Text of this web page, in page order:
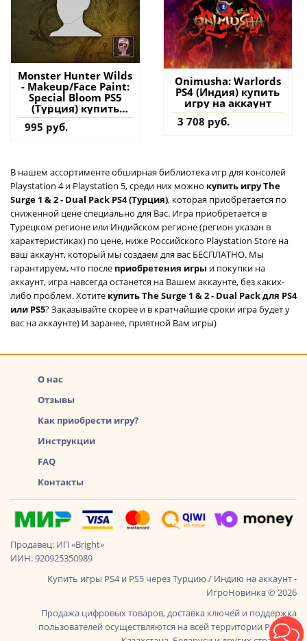
Monster Hunter Wilds
- Makeup/Face Paint:
Special Bloom PS5
(Турция) купить
дополнение на
аккаунт
995 руб.
Onimusha: Warlords
PS4 (Индия) купить
игру на аккаунт
3 708 руб.
В нашем ассортименте обширная библиотека игр для консолей
Playstation 4 и Playstation 5, среди них можно купить игру The
Surge 1 & 2 - Dual Pack PS4 (Турция), которая приобретается по
сниженной цене специально для Вас. Игра приобретается в
Турецком регионе или Индийском регионе (регион указан в
характеристиках) по цене, ниже Российского Playstation Store на
ваш аккаунт, который мы создаем для вас БЕСПЛАТНО. Мы
гарантируем, что после приобретения игры и покупки на
аккаунт, игра навсегда останется на Вашем аккаунте, без каких-
либо проблем. Хотите купить The Surge 1 & 2 - Dual Pack для PS4
или PS5? Заказывайте скорее и в кратчайшие сроки игра будет у
вас на аккаунте) И заранее, приятной Вам игры)
О нас
Отзывы
Как приобрести игру?
Инструкции
FAQ
Контакты
Продавец: ИП «Bright»
ИИН: 920925350989
Купить игры PS4 и PS5 через Турцию / Индию на аккаунт -
ИгроНовинка © 2026
Продажа цифровых товаров, доставка ключей и поддержка
пользователей осуществляются на всей территории России,